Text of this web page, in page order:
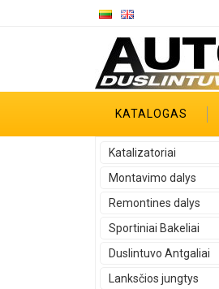
KATALOGAS
Katalizatoriai
Montavimo dalys
Remontines dalys
Sportiniai Bakeliai
Duslintuvo Antgaliai
Lanksčios jungtys